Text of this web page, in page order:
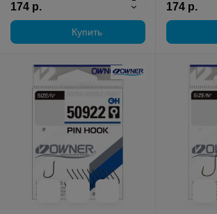
174 р.
Купить
174 р.